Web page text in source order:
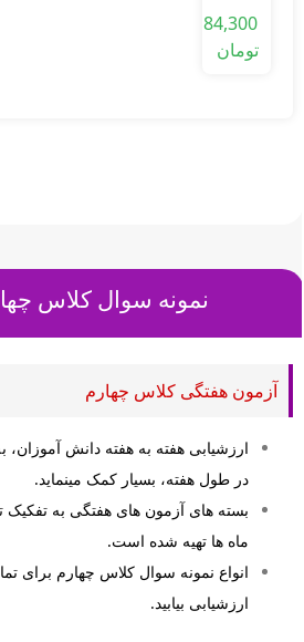
چهارم
ابتدایی
84,300
تومان
نمونه سوال کلاس
آزمون هفتگی کلاس چهارم
ارزشیابی هفته به هفته دانش
در طول هفته، بسیار کمک مینماید.
بسته های آزمون های هفتگی به
ماه ها تهیه شده است.
انواع نمونه سوال کلاس چهارم برای
ارزشیابی بیابید.